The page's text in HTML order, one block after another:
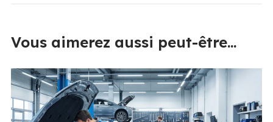
Vous aimerez aussi peut-être...